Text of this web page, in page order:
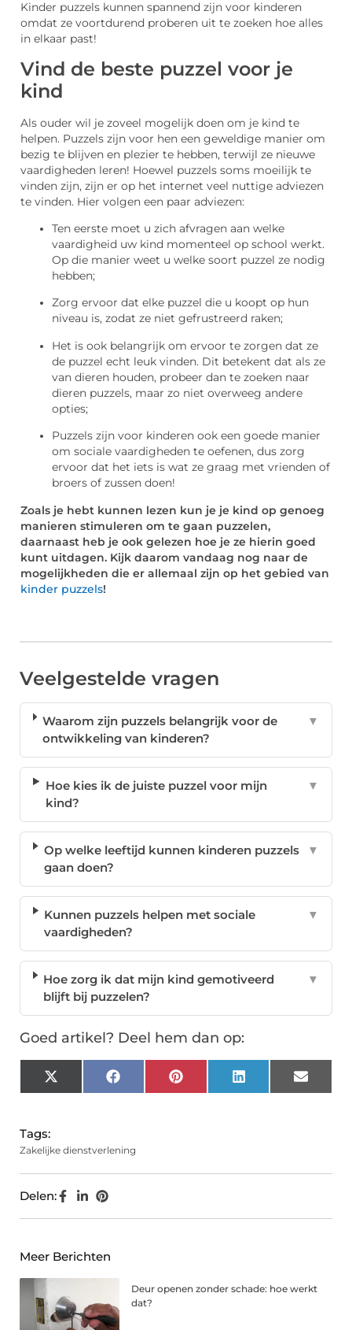
Kinder puzzels kunnen spannend zijn voor kinderen
omdat ze voortdurend proberen uit te zoeken hoe alles
in elkaar past!
Vind de beste puzzel voor je
kind
Als ouder wil je zoveel mogelijk doen om je kind te
helpen. Puzzels zijn voor hen een geweldige manier om
bezig te blijven en plezier te hebben, terwijl ze nieuwe
vaardigheden leren! Hoewel puzzels soms moeilijk te
vinden zijn, zijn er op het internet veel nuttige adviezen
te vinden. Hier volgen een paar adviezen:
Ten eerste moet u zich afvragen aan welke
vaardigheid uw kind momenteel op school werkt.
Op die manier weet u welke soort puzzel ze nodig
hebben;
Zorg ervoor dat elke puzzel die u koopt op hun
niveau is, zodat ze niet gefrustreerd raken;
Het is ook belangrijk om ervoor te zorgen dat ze
de puzzel echt leuk vinden. Dit betekent dat als ze
van dieren houden, probeer dan te zoeken naar
dieren puzzels, maar zo niet overweeg andere
opties;
Puzzels zijn voor kinderen ook een goede manier
om sociale vaardigheden te oefenen, dus zorg
ervoor dat het iets is wat ze graag met vrienden of
broers of zussen doen!
Zoals je hebt kunnen lezen kun je je kind op genoeg
manieren stimuleren om te gaan puzzelen,
daarnaast heb je ook gelezen hoe je ze hierin goed
kunt uitdagen. Kijk daarom vandaag nog naar de
mogelijkheden die er allemaal zijn op het gebied van
kinder puzzels!
Veelgestelde vragen
Waarom zijn puzzels belangrijk voor de
ontwikkeling van kinderen?
▼
Hoe kies ik de juiste puzzel voor mijn
kind?
▼
Op welke leeftijd kunnen kinderen puzzels
gaan doen?
▼
Kunnen puzzels helpen met sociale
vaardigheden?
▼
Hoe zorg ik dat mijn kind gemotiveerd
blijft bij puzzelen?
▼
Goed artikel? Deel hem dan op:
X
(Twitter)
FacebookPinterest LinkedIn Email
Tags:
Zakelijke dienstverlening
Delen:
Meer Berichten
Deur openen zonder schade: hoe werkt
dat?